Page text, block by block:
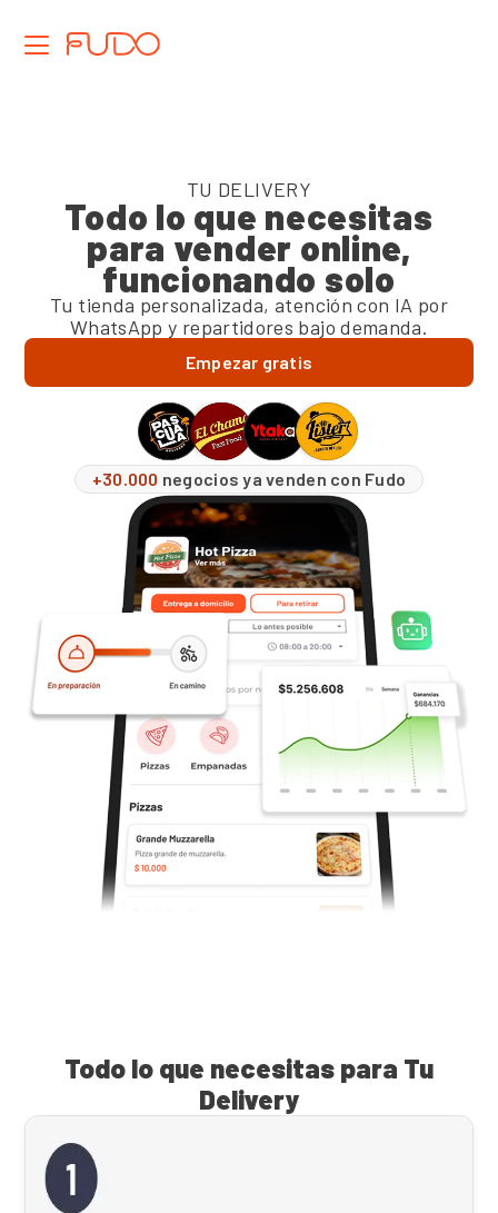
Tu Delivery
Terminal Fudo
Cultura
Recepcionista IA
Historias de Éxito
Trabaja con nosotros
Preguntas frecuentes
Centro de Ayuda
Blog
PROBAR GRATIS
TU DELIVERY
Todo lo que necesitas
para vender online,
funcionando solo
Tu tienda personalizada, atención con IA por
WhatsApp y repartidores bajo demanda.
Empezar gratis
+30.000 negocios ya venden con Fudo
Todo lo que necesitas para Tu
Delivery